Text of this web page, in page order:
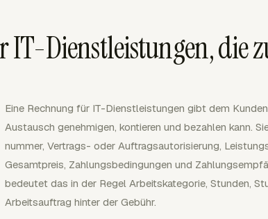
Dienstleistungen, die
Eine Rechnung für IT-Dienstleistungen gibt dem
Austausch genehmigen, kontieren und bezahlen kann.
nummer, Vertrags- oder Auftragsautorisierung,
Gesamtpreis, Zahlungsbedingungen und
bedeutet das in der Regel Arbeitskategorie, Stunden,
Arbeitsauftrag hinter der Gebühr.